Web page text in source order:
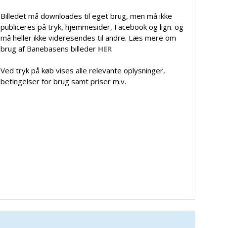
Billedet må downloades til eget brug, men må ikke
publiceres på tryk, hjemmesider, Facebook og lign. og
må heller ikke videresendes til andre. Læs mere om
brug af Banebasens billeder HER
Ved tryk på køb vises alle relevante oplysninger,
betingelser for brug samt priser m.v.